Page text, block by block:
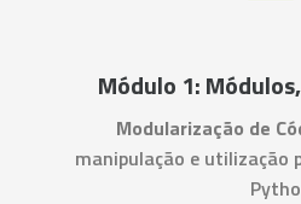
Módulo 1:
Modularização de
manipulação e utilização